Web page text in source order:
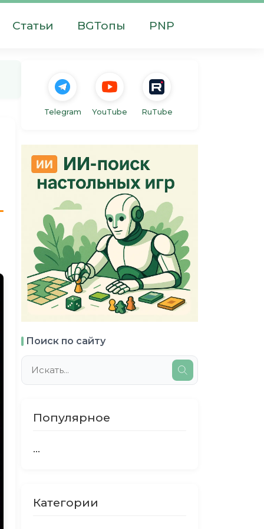
Статьи BGТопы PNP
Telegram YouTube RuTube
Поиск по сайту
Популярное
...
Категории